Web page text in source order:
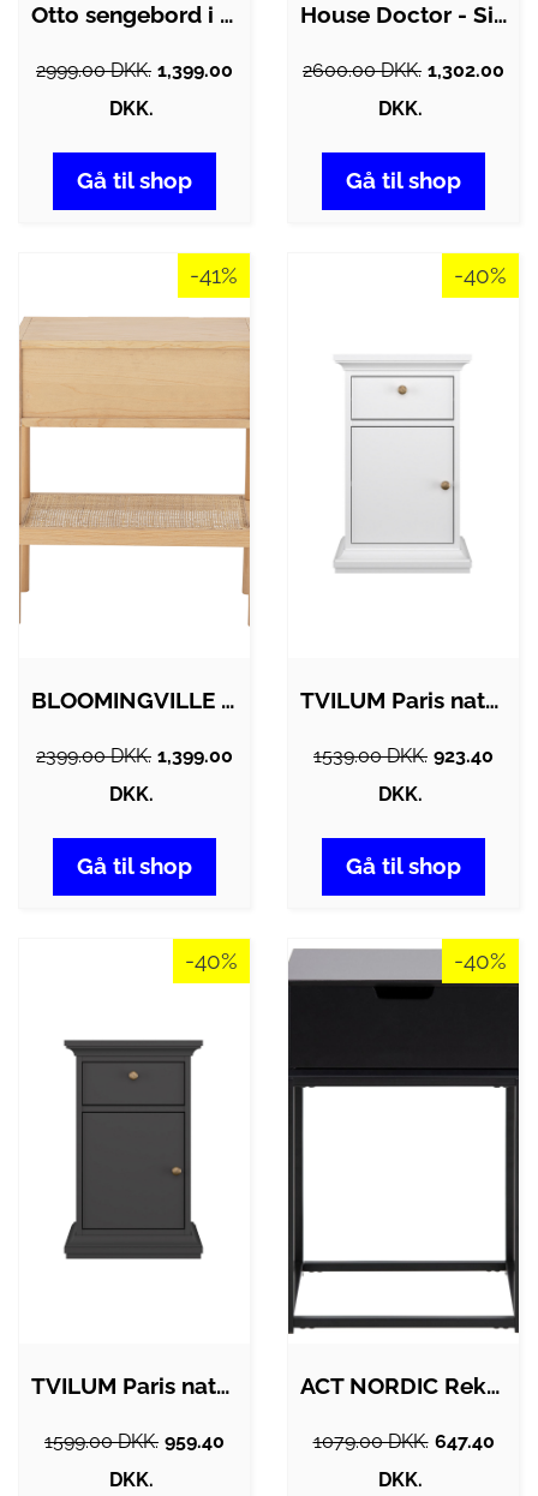
Otto sengebord i metal og melamin B52 cm…
2999.00 DKK. 1,399.00
DKK.
Gå til shop
House Doctor - Sidebord, Riga, Antik…
2600.00 DKK. 1,302.00
DKK.
Gå til shop
-41%
BLOOMINGVILLE MANON SIDEBORD NATUR FSC…
2399.00 DKK. 1,399.00
DKK.
Gå til shop
-40%
TVILUM Paris natbord, m. 1 låge og 1…
1539.00 DKK. 923.40
DKK.
Gå til shop
-40%
TVILUM Paris natbord, m. 1 låge, 1…
1599.00 DKK. 959.40
DKK.
-40%
ACT NORDIC Rektangulær Mitra natbord m.…
1079.00 DKK. 647.40
DKK.